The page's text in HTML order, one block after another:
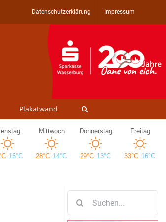
Datenschutzerklärung Impressum
Plakatwand
nach: